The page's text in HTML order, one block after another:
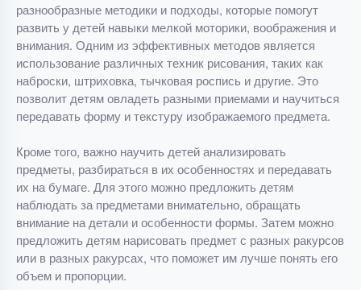
разнообразные методики и подходы, которые помогут
развить у детей навыки мелкой моторики, воображения и
внимания. Одним из эффективных методов является
использование различных техник рисования, таких как
наброски, штриховка, тычковая роспись и другие. Это
позволит детям овладеть разными приемами и научиться
передавать форму и текстуру изображаемого предмета.
Кроме того, важно научить детей анализировать
предметы, разбираться в их особенностях и передавать
их на бумаге. Для этого можно предложить детям
наблюдать за предметами внимательно, обращать
внимание на детали и особенности формы. Затем можно
предложить детям нарисовать предмет с разных ракурсов
или в разных ракурсах, что поможет им лучше понять его
объем и пропорции.